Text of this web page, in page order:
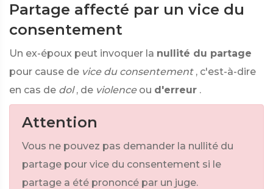
Partage affecté par un vice du
consentement
Un ex-époux peut invoquer la nullité du partage
pour cause de vice du consentement , c'est-à-dire
en cas de dol , de violence ou d'erreur .
Attention
Vous ne pouvez pas demander la nullité du
partage pour vice du consentement si le
partage a été prononcé par un juge.